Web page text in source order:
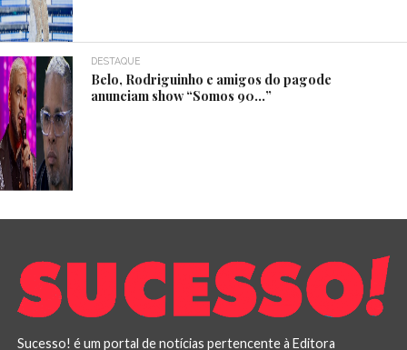
DESTAQUE
Belo, Rodriguinho e amigos do pagode
anunciam show “Somos 90…”
Sucesso! é um portal de notícias pertencente à Editora